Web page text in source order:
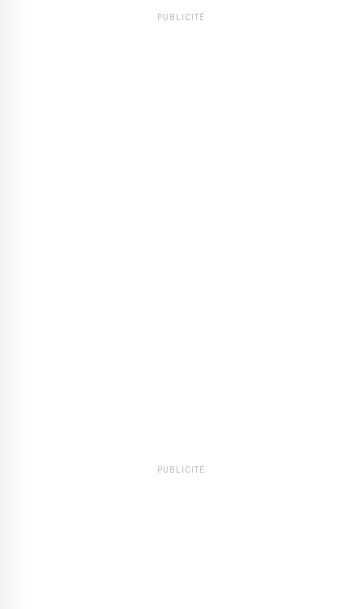
PUBLICITÉ
PUBLICITÉ